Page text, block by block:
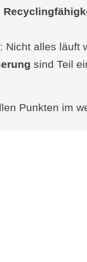
Nicht alles läuft
sind Teil
Punkten im